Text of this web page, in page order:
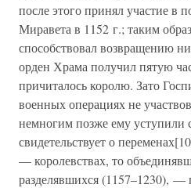
после этого принял участие в
Миравета в 1152 г.; таким
способствовал возвращению
орден Храма получил пятую
причиталось королю. Зато
военных операциях не
немногим позже ему уступили
свидетельствует о
— королевствах, то
разделявшихся (1157–1230),